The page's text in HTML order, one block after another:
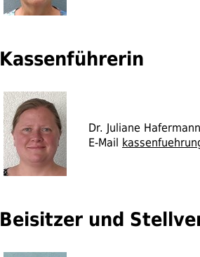
Kassenführerin
Dr. Juliane Hafermann
E-Mail
Beisitzer und